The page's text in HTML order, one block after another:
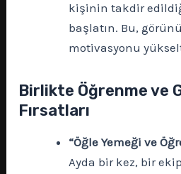
kişinin takdir
başlatın. Bu,
motivasyonu
Birlikte Öğrenme ve
Fırsatları
“Öğle Yemeği ve
Ayda bir kez, bir